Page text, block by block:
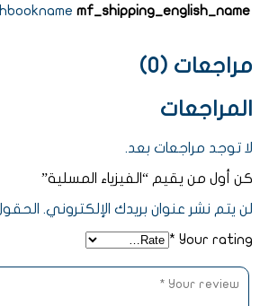
mf_shipping_english_name
مراجعات (0)
المراجعات
لا توجد مراجعات بعد.
كن أول من يقيم “الفيزياء المسلية”
لن يتم نشر عنوان بريدك الإلكتروني.
Your rating
*